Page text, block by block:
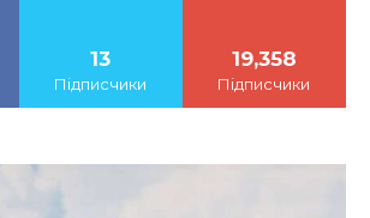
13
Підписчики
19,358
Підписчики